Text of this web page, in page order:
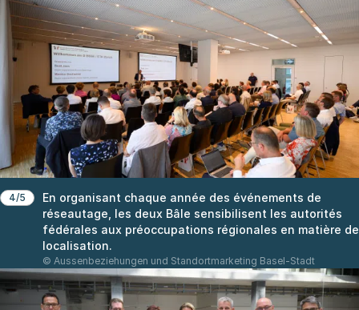
4/5
En organisant chaque année des événements de
réseautage, les deux Bâle sensibilisent les autorités
fédérales aux préoccupations régionales en matière de
localisation.
© Aussenbeziehungen und Standortmarketing Basel-Stadt